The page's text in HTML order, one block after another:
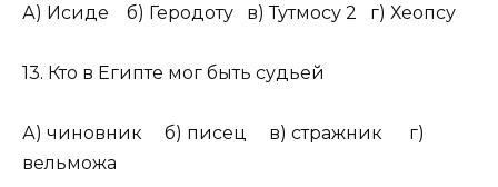
А) Исиде б) Геродоту в) Тутмосу 2 г) Хеопсу
13. Кто в Египте мог быть судьей
А) чиновник б) писец в) стражник г)
вельможа